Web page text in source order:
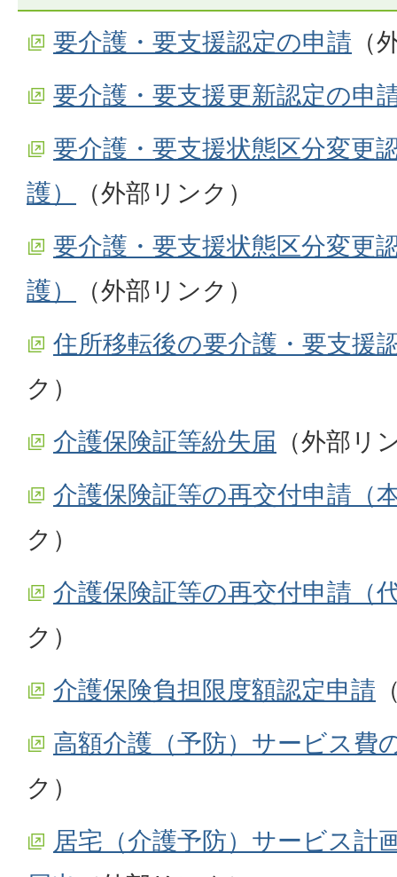
要介護・要支援認定の申請 （
要介護・要支援更新認定の申
要介護・要支援状態区分変更
護）
（外部リンク）
要介護・要支援状態区分変更
護）
（外部リンク）
住所移転後の要介護・要支援
ク）
介護保険証等紛失届 （外部リ
介護保険証等の再交付申請（
ク）
介護保険証等の再交付申請（
ク）
介護保険負担限度額認定申請
高額介護（予防）サービス費
ク）
居宅（介護予防）サービス計